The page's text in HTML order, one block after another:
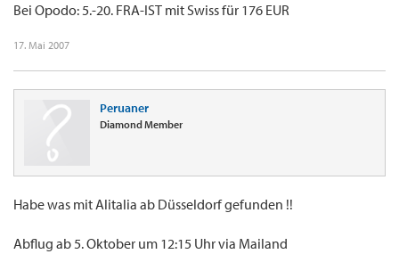
Bei Opodo: 5.-20. FRA-IST mit Swiss für 176 EUR
17. Mai 2007
Peruaner
Diamond Member
Habe was mit Alitalia ab Düsseldorf gefunden !!
Abflug ab 5. Oktober um 12:15 Uhr via Mailand